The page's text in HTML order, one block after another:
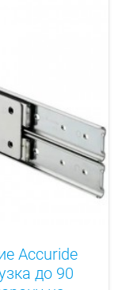
Accuride
до 90